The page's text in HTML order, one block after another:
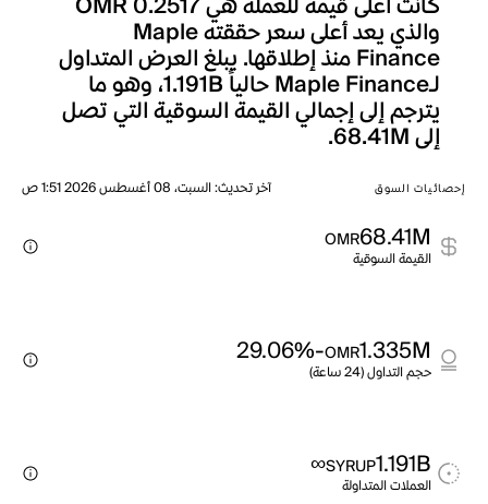
والذي يعد أعلى سعر حققته Maple
Finance منذ إطلاقها. يبلغ العرض المتداول
لـMaple Finance حالياً 1.191B، وهو ما
يترجم إلى إجمالي القيمة السوقية التي تصل
إلى 68.41M.
إحصائيات السوق آخر تحديث:السبت، 08 أغسطس 2026 1:51 ص
68.41M
OMR
القيمة السوقية
1.335M
OMR
-29.06%
حجم التداول (24 ساعة)
1.191B
SYRUP
∞
العملات المتداولة